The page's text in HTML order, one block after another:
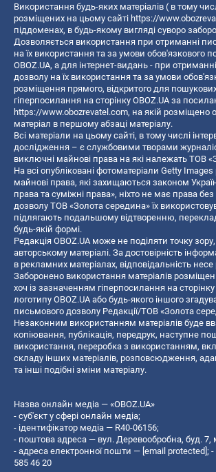
Використання будь-яких матеріалів ( в тому
розміщених на цьому сайті https://
піддоменах, в будь-якому вигляді суворо
Дозволяється використання при отриманні
на їх використання та за умови обов'язкового
OBOZ.UA, а для інтернет-видань - при
дозволу на їх використання та за умови
розміщення прямого, відкритого для
гіперпосилання на сторінку OBOZ.UA за
https://www.obozrevatel.com, на якій розміщено
матеріал в першому абзаці матеріалу.
Всі матеріали на цьому сайті, в тому числі
дослідження – є службовими творами
виключні майнові права на які належать ТОВ
На всі опубліковані фотоматеріали Getty
майнові права, які захищаються законом
права та суміжні права», ніхто не має права
дозволу ТОВ «Золота середина» їх
підлягають подальшому відтворенню,
будь-якій формі.
Редакція OBOZ.UA може не поділяти точку
авторському матеріалі. За достовірність
в рекламних матеріалах, відповідальність
Заборонено використання матеріалів
хоч із зазначенням гіперпосилання на сторінку
логотипу OBOZ.UA або будь-якого іншого
письмового дозволу Редакції/ТОВ «Золота
Незаконним використанням матеріалів буде
копiювання, публiкацiя, передрук, наступне
використання, переробка з використанням,
складу інших матеріалів, розповсюдження,
та інші подібні зміни матеріалу.
Назва онлайн медіа — «OBOZ.UA»
- суб'єкт у сфері онлайн медіа;
- ідентифікатор медіа — R40-06156;
- поштова адреса — вул. Деревообробна, буд. 7,
- адреса електронної пошти — [email protected];
585 46 20